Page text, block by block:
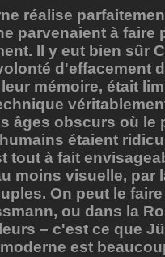
réalise
parvenaient à faire
Il y eut bien sûr
d'effacement
mémoire, était
âges obscurs où le
étaient
tout à fait
moins visuelle, par
On peut le
ou dans la
– c'est ce que
est